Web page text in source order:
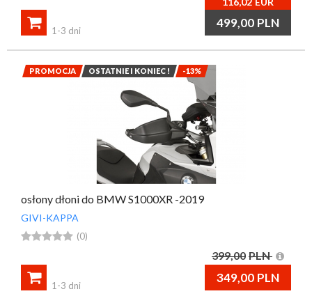
499,00 PLN

1-3 dni
PROMOCJA OSTATNIE I KONIEC ! -13%
osłony dłoni do BMW S1000XR -2019
GIVI-KAPPA
 (0)
399,00 PLN
349,00 PLN

1-3 dni